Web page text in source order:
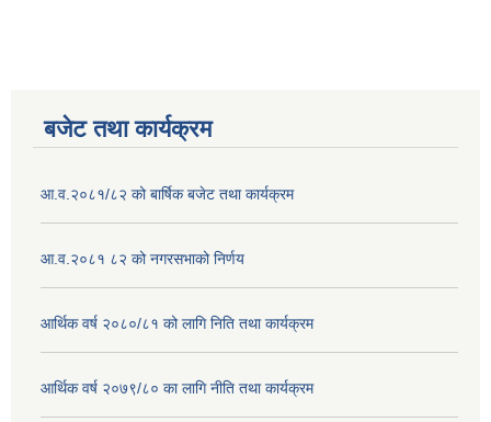
बजेट तथा कार्यक्रम
आ.व.२०८१/८२ को बार्षिक बजेट तथा कार्यक्रम
आ.व.२०८१ ८२ को नगरसभाको निर्णय
आर्थिक वर्ष २०८०/८१ को लागि निति तथा कार्यक्रम
आर्थिक वर्ष २०७९/८० का लागि नीति तथा कार्यक्रम